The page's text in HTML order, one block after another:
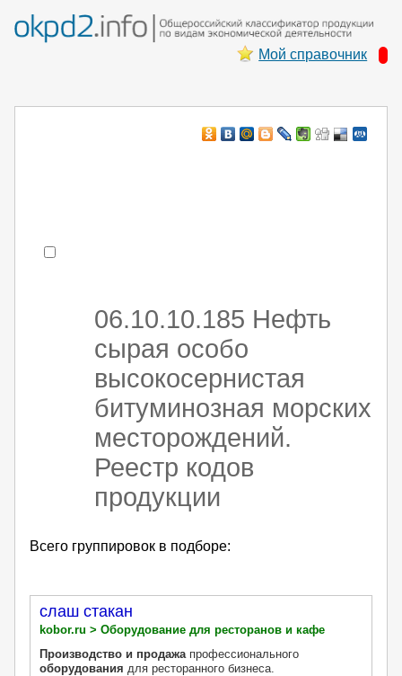
Мой справочник
06.10.10.185 Нефть
сырая особо
высокосернистая
битуминозная морских
месторождений.
Реестр кодов
продукции
Всего группировок в подборе:
слаш стакан
kobor.ru > Оборудование для ресторанов и кафе
Производство и продажа профессионального
оборудования для ресторанного бизнеса.